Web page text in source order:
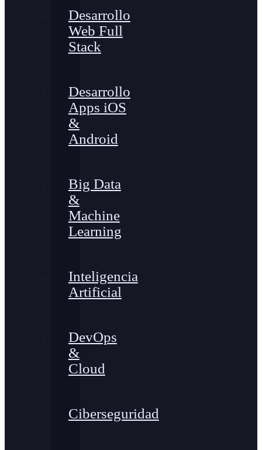
Desarrollo
Web Full
Stack
Desarrollo
Apps iOS
&
Android
Big Data
&
Machine
Learning
Inteligencia
Artificial
DevOps
&
Cloud
Ciberseguridad